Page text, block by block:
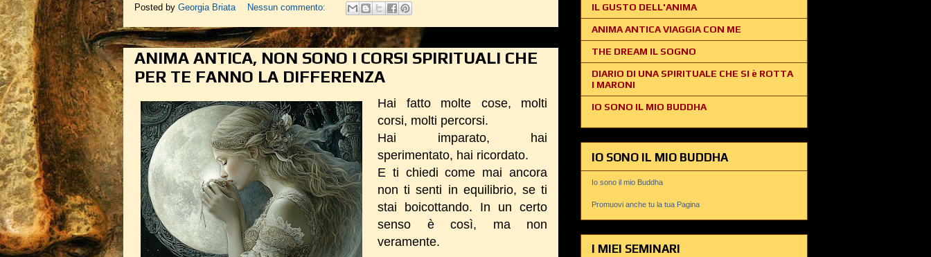
Posted by Georgia Briata Nessun commento:
ANIMA ANTICA, NON SONO I CORSI SPIRITUALI CHE
PER TE FANNO LA DIFFERENZA
Hai fatto molte cose, molti
corsi, molti percorsi.
Hai imparato, hai
sperimentato, hai ricordato.
E ti chiedi come mai ancora
non ti senti in equilibrio, se ti
stai boicottando. In un certo
senso è così, ma non
veramente.
IL GUSTO DELL'ANIMA
ANIMA ANTICA VIAGGIA CON ME
THE DREAM IL SOGNO
DIARIO DI UNA SPIRITUALE CHE SI è ROTTA
I MARONI
IO SONO IL MIO BUDDHA
IO SONO IL MIO BUDDHA
Io sono il mio Buddha
Promuovi anche tu la tua Pagina
I MIEI SEMINARI